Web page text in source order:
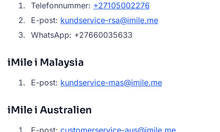
Telefonnummer: +27105002276
E-post: kundservice-rsa@imile.me
WhatsApp: +27660035633
iMile i Malaysia
E-post: kundservice-mas@imile.me
iMile i Australien